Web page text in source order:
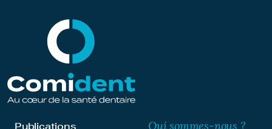
Publications
Qui sommes-nous ?